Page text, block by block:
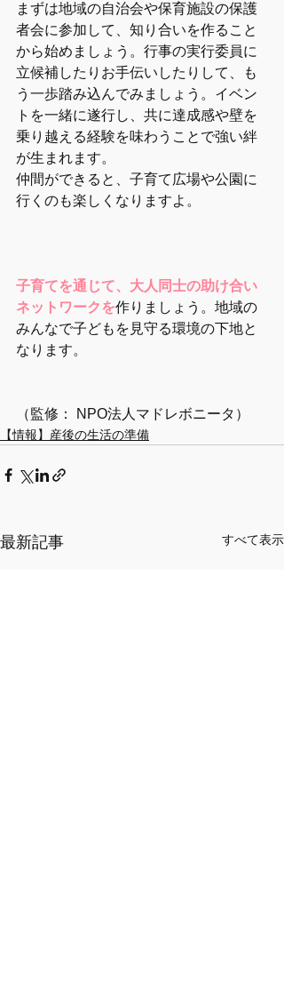
まずは地域の自治会や保育施設の保護
者会に参加して、知り合いを作ること
から始めましょう。行事の実行委員に
立候補したりお手伝いしたりして、も
う一歩踏み込んでみましょう。イベン
トを一緒に遂行し、共に達成感や壁を
乗り越える経験を味わうことで強い絆
が生まれます。
仲間ができると、子育て広場や公園に
行くのも楽しくなりますよ。
子育てを通じて、大人同士の助け合い
ネットワークを作りましょう。地域の
みんなで子どもを見守る環境の下地と
なります。
（監修： NPO法人マドレボニータ）
【情報】産後の生活の準備
最新記事 すべて表示